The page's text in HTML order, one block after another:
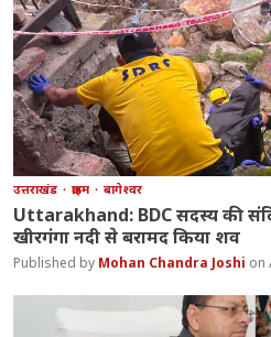
उत्तराखंड क्राइम बागेश्वर
Uttarakhand: BDC सदस्य की
खीरगंगा नदी से बरामद किया शव
Mohan Chandra Joshi